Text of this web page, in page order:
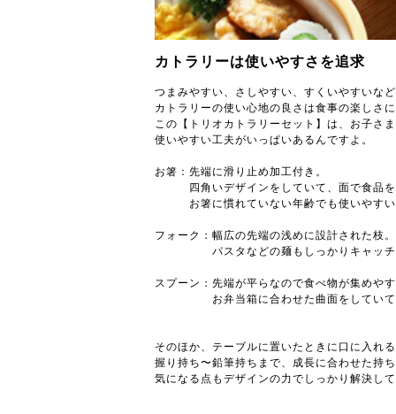
カトラリーは使いやすさを追求
つまみやすい、さしやすい、すくいやすいな
カトラリーの使い心地の良さは食事の楽しさ
この【トリオカトラリーセット】は、お子さ
使いやすい工夫がいっぱいあるんですよ。
お箸：先端に滑り止め加工付き。
四角いデザインをしていて、面で食品を
お箸に慣れていない年齢でも使いやす
フォーク：幅広の先端の浅めに設計された枝。
パスタなどの麺もしっかりキャッチす
スプーン：先端が平らなので食べ物が集めや
お弁当箱に合わせた曲面をしていて、
そのほか、テーブルに置いたときに口に入れ
握り持ち〜鉛筆持ちまで、成長に合わせた持
気になる点もデザインの力でしっかり解決し